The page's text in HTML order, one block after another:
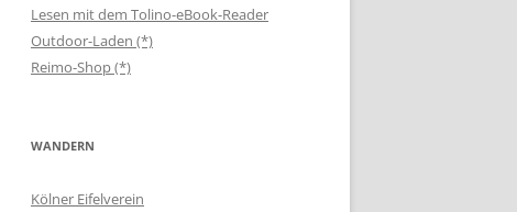
Lesen mit dem Tolino-eBook-Reader
Outdoor-Laden (*)
Reimo-Shop (*)
WANDERN
Kölner Eifelverein